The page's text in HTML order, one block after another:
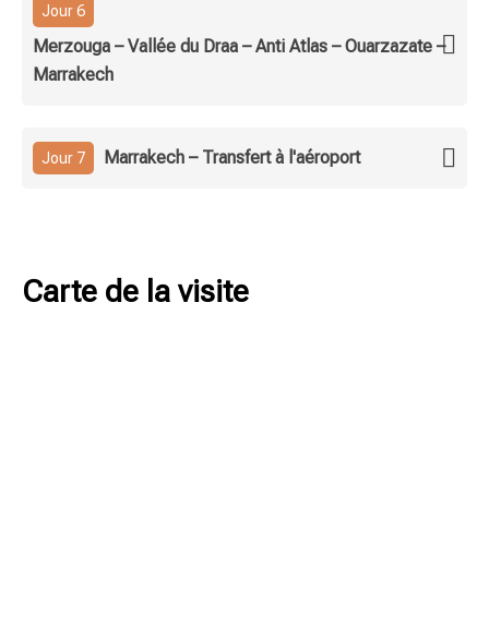
Jour 6
Merzouga – Vallée du Draa – Anti Atlas – Ouarzazate –
Marrakech
Jour 7 Marrakech – Transfert à l'aéroport
Carte de la visite